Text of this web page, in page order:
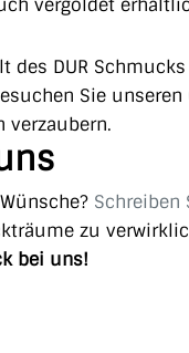
vergoldet
des DUR
Sie
verzaubern.
Schreiben
zu
bei uns!